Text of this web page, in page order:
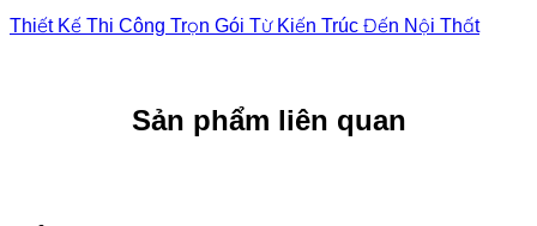
Thiết Kế Thi Công Trọn Gói Từ Kiến Trúc Đến Nội Thất
Sản phẩm liên quan